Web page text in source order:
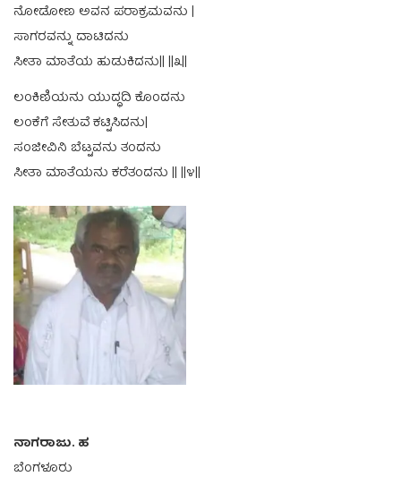
ನೋಡೋಣ ಅವನ ಪರಾಕ್ರಮವನು |
ಸಾಗರವನ್ನು ದಾಟಿದನು
ಸೀತಾ ಮಾತೆಯ ಹುಡುಕಿದನು|| ||೩||
ಲಂಕಿಣಿಯನು ಯುದ್ಧದಿ ಕೊಂದನು
ಲಂಕೆಗೆ ಸೇತುವೆ ಕಟ್ಟಿಸಿದನು|
ಸಂಜೀವಿನಿ ಬೆಟ್ಟವನು ತಂದನು
ಸೀತಾ ಮಾತೆಯನು ಕರೆತಂದನು || ||೪||
ನಾಗರಾಜು. ಹ
ಬೆಂಗಳೂರು